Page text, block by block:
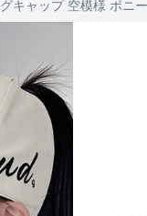
キャップ 空模様 ポニ